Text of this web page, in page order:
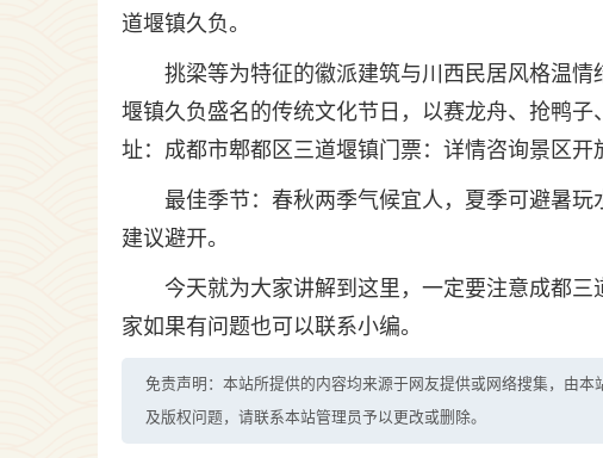
道堰镇久负。
挑梁等为特征的徽派建筑与川西民居风格温
堰镇久负盛名的传统文化节日，以赛龙舟、抢鸭
址：成都市郫都区三道堰镇门票：详情咨询景区
最佳季节：春秋两季气候宜人，夏季可避暑
建议避开。
今天就为大家讲解到这里，一定要注意成都
家如果有问题也可以联系小编。
免责声明：本站所提供的内容均来源于网友提供或网络搜集，由
及版权问题，请联系本站管理员予以更改或删除。